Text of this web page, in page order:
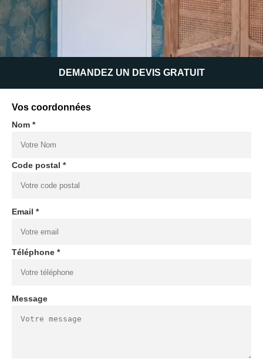
DEMANDEZ UN DEVIS GRATUIT
Vos coordonnées
Nom *
Code postal *
Email *
Téléphone *
Message